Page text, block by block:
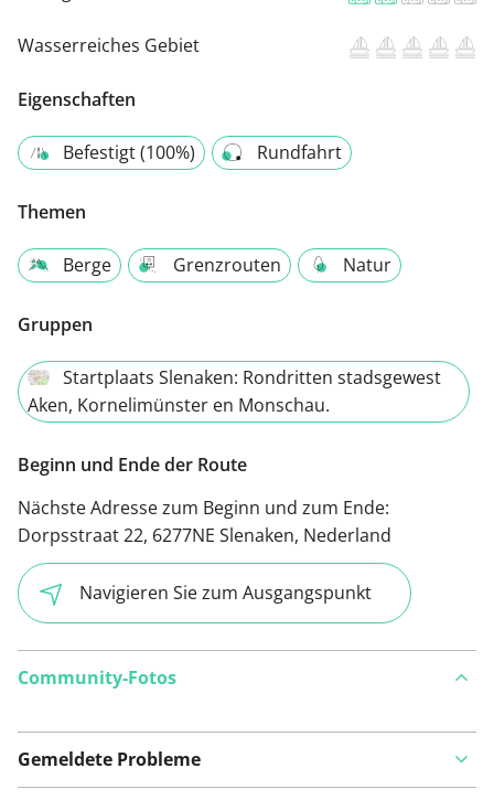
Wasserreiches Gebiet
Eigenschaften
Befestigt (100%) Rundfahrt
Themen
Berge Grenzrouten Natur
Gruppen
Startplaats Slenaken: Rondritten stadsgewest
Aken, Kornelimünster en Monschau.
Beginn und Ende der Route
Nächste Adresse zum Beginn und zum Ende:
Dorpsstraat 22, 6277NE Slenaken, Nederland
Navigieren Sie zum Ausgangspunkt
Community-Fotos
Gemeldete Probleme